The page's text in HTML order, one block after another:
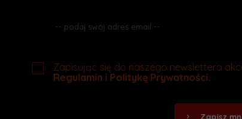
Zapisując się do naszego newslettera
Regulamin i Politykę Prywatności.
Zapisz